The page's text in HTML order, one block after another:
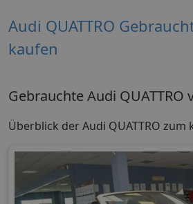
Audi QUATTRO
kaufen
Gebrauchte Audi QUATTRO
Überblick der Audi QUATTRO zum